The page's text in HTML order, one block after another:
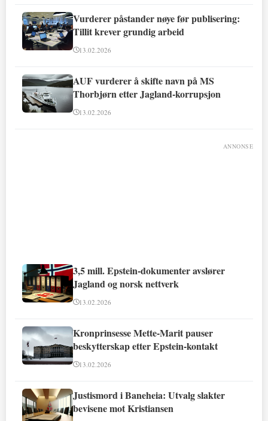
Vurderer påstander nøye før publisering:
Tillit krever grundig arbeid
13.02.2026
AUF vurderer å skifte navn på MS
Thorbjørn etter Jagland-korrupsjon
13.02.2026
ANNONSE
3,5 mill. Epstein-dokumenter avslører
Jagland og norsk nettverk
13.02.2026
Kronprinsesse Mette-Marit pauser
beskytterskap etter Epstein-kontakt
13.02.2026
Justismord i Baneheia: Utvalg slakter
bevisene mot Kristiansen